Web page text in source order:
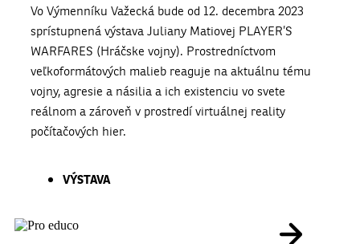
Vo Výmenníku Važecká bude od 12. decembra 2023
sprístupnená výstava Juliany Matiovej PLAYER’S
WARFARES (Hráčske vojny). Prostredníctvom
veľkoformátových malieb reaguje na aktuálnu tému
vojny, agresie a násilia a ich existenciu vo svete
reálnom a zároveň v prostredí virtuálnej reality
počítačových hier.
VÝSTAVA